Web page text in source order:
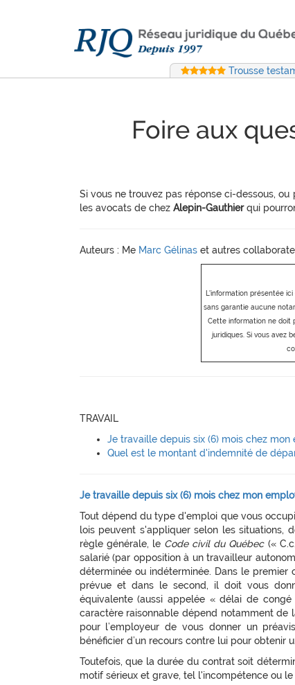
Trousse
Foire aux
Si vous ne trouvez pas réponse ci-dessous,
les avocats de chez Alepin-Gauthierqui
Auteurs : Me Marc Gélinaset autres
L'information présentée
sans garantie aucune
Cette information ne doit
juridiques. Si vous avez
TRAVAIL
Je travaille depuis six (6) mois chez
Quel est le montant d'indemnité de
Je travaille depuis six (6) mois chez mon
Tout dépend du type d'emploi que vous
lois peuvent s'appliquer selon les situations,
règle générale, le Code civil du Québec («
salarié (par opposition à un travailleur
déterminée ou indéterminée. Dans le
prévue et dans le second, il doit vous
équivalente (aussi appelée « délai de
caractère raisonnable dépend notamment
pour l’employeur de vous donner un
bénéficier d’un recours contre lui pour obtenir
Toutefois, que la durée du contrat soit
motif sérieux et grave, tel l'incompétence ou